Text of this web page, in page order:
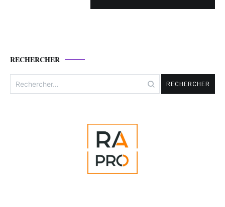
RECHERCHER